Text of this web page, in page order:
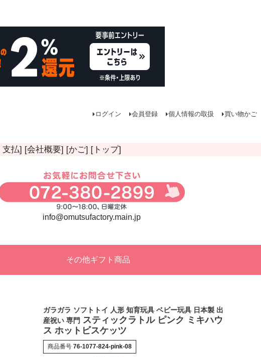
ログイン 会員登録 個人情報の取扱 買い物かご
支払] [会社概要] [かご] [トップ]
info@omutsufactory.main.jp
その他ギフト商品
ガラガラ ソフトトイ 人形 知育玩具 ベビー玩具 日本製 出
産祝い 専門 スティックラトル ピンク ミキハウ
ス ホットビスケッツ
商品番号 76-1077-824-pink-08